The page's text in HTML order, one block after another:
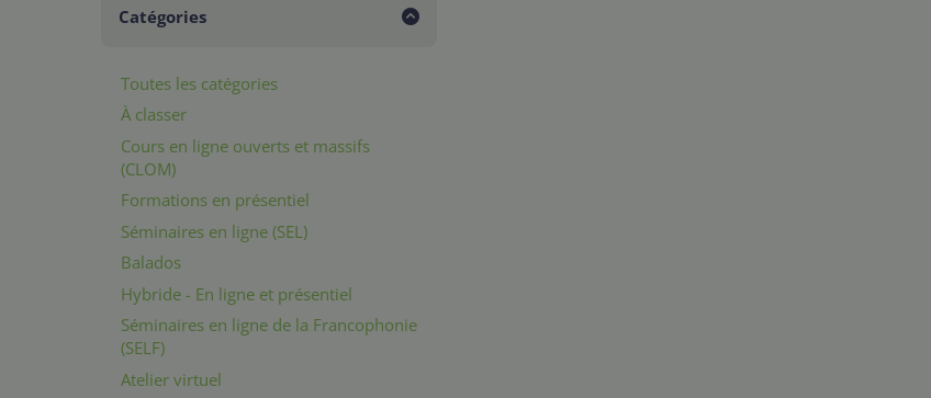
Catégories
Toutes les catégories
À classer
Cours en ligne ouverts et massifs
(CLOM)
Formations en présentiel
Séminaires en ligne (SEL)
Balados
Hybride - En ligne et présentiel
Séminaires en ligne de la Francophonie
(SELF)
Atelier virtuel